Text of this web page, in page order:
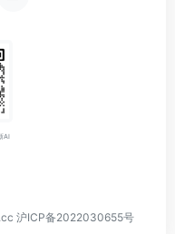
AI
沪ICP备2022030655号